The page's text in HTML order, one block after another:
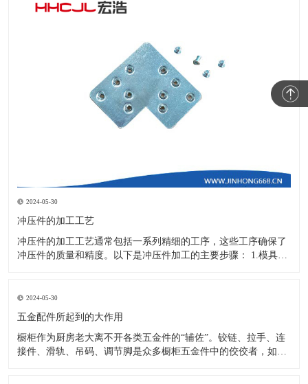
2024-05-30
冲压件的加工工艺
冲压件的加工工艺通常包括一系列精细的工序，这些工序确保了
冲压件的质量和精度。以下是冲压件加工的主要步骤： 1.模具设
开料与落料：在图纸上标注尺寸后，根据图纸要求选择合适的板
材。然
2024-05-30
五金配件所起到的大作用
橱柜作为厨房老大离不开各类五金件的“辅佐”。铰链、拉手、连
接件、滑轨、吊码、调节脚是众多橱柜五金件中的佼佼者，如果